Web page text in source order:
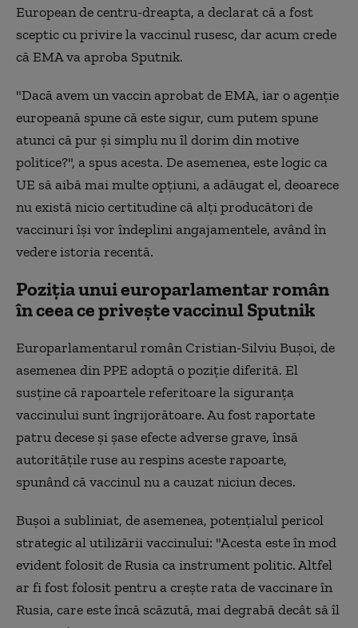
European de centru-dreapta, a declarat că a fost
sceptic cu privire la vaccinul rusesc, dar acum crede
că EMA va aproba Sputnik.
"Dacă avem un vaccin aprobat de EMA, iar o agenție
europeană spune că este sigur, cum putem spune
atunci că pur și simplu nu îl dorim din motive
politice?", a spus acesta. De asemenea, este logic ca
UE să aibă mai multe opțiuni, a adăugat el, deoarece
nu există nicio certitudine că alți producători de
vaccinuri își vor îndeplini angajamentele, având în
vedere istoria recentă.
Poziția unui europarlamentar român
în ceea ce privește vaccinul Sputnik
Europarlamentarul român Cristian-Silviu Bușoi, de
asemenea din PPE adoptă o poziție diferită. El
susține că rapoartele referitoare la siguranța
vaccinului sunt îngrijorătoare. Au fost raportate
patru decese și șase efecte adverse grave, însă
autoritățile ruse au respins aceste rapoarte,
spunând că vaccinul nu a cauzat niciun deces.
Bușoi a subliniat, de asemenea, potențialul pericol
strategic al utilizării vaccinului: "Acesta este în mod
evident folosit de Rusia ca instrument politic. Altfel
ar fi fost folosit pentru a crește rata de vaccinare în
Rusia, care este încă scăzută, mai degrabă decât să îl